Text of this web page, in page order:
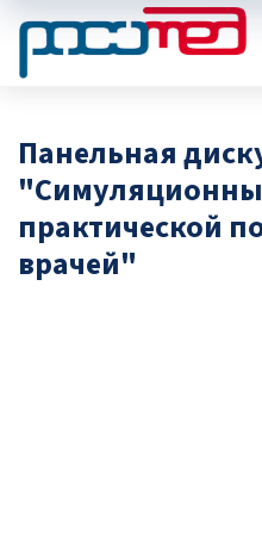
Панельная
практической
врачей"